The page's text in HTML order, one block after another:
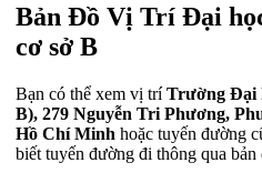
Bản Đồ Vị Trí Đại
cơ sở B
Bạn có thể xem vị tríTrường Đại
B), 279 Nguyễn Tri Phương,
Hồ Chí Minh hoặc tuyến đường
biết tuyến đường đi thông qua